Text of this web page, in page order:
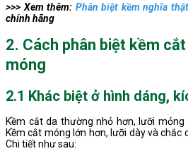
>>> Xem thêm: Phân biệt kềm nghĩa thật
chính hãng
2. Cách phân biệt kềm
móng
2.1 Khác biệt ở hình dáng,
Kềm cắt da thường nhỏ hơn, lưỡi
Kềm cắt móng lớn hơn, lưỡi dày và chắc
Chi tiết như sau: